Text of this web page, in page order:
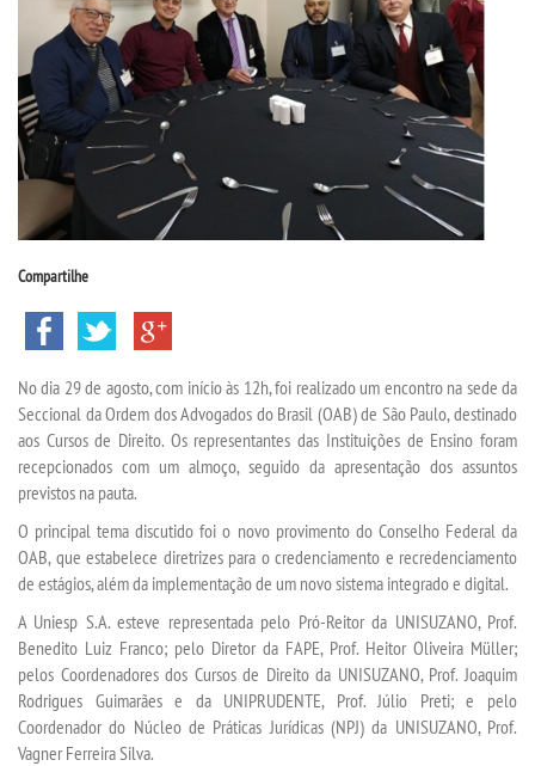
CURSOS
BACHARELADOS
LICENCIATURAS
TECNOLÓGICOS
VESTIBULAR
INSCREVA-SE
TRANSFERÊNCIA
SEGUNDA GRADUAÇÃO
MATRÍCULA
PUBLICAÇÕES
DESTAQUES
Compartilhe
No dia 29 de agosto, com início às 12h, foi realizado um encontro na sede da
Seccional da Ordem dos Advogados do Brasil (OAB) de São Paulo, destinado
aos Cursos de Direito. Os representantes das Instituições de Ensino foram
recepcionados com um almoço, seguido da apresentação dos assuntos
previstos na pauta.
O principal tema discutido foi o novo provimento do Conselho Federal da
OAB, que estabelece diretrizes para o credenciamento e recredenciamento
de estágios, além da implementação de um novo sistema integrado e digital.
A Uniesp S.A. esteve representada pelo Pró-Reitor da UNISUZANO, Prof.
Benedito Luiz Franco; pelo Diretor da FAPE, Prof. Heitor Oliveira Müller;
pelos Coordenadores dos Cursos de Direito da UNISUZANO, Prof. Joaquim
Rodrigues Guimarães e da UNIPRUDENTE, Prof. Júlio Preti; e pelo
Coordenador do Núcleo de Práticas Jurídicas (NPJ) da UNISUZANO, Prof.
Vagner Ferreira Silva.